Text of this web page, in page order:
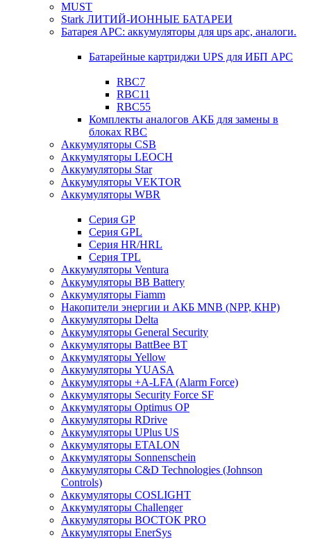
MUST
Stark ЛИТИЙ-ИОННЫЕ БАТАРЕИ
Батарея APC: аккумуляторы для ups apc, аналоги.
Батарейные картриджи UPS для ИБП APC
RBC7
RBC11
RBC55
Комплекты аналогов АКБ для замены в
блоках RBC
Аккумуляторы CSB
Аккумуляторы LEOCH
Аккумуляторы Star
Аккумуляторы VEKTOR
Аккумуляторы WBR
Cерия GP
Серия GPL
Серия HR/HRL
Серия TPL
Аккумуляторы Ventura
Аккумуляторы BB Battery
Аккумуляторы Fiamm
Накопители энергии и АКБ MNB (NPP, КНР)
Аккумуляторы Delta
Аккумуляторы General Security
Аккумуляторы BattBee BT
Аккумуляторы Yellow
Аккумуляторы YUASA
Аккумуляторы +A-LFA (Alarm Force)
Аккумуляторы Security Force SF
Аккумуляторы Optimus OP
Аккумуляторы RDrive
Аккумуляторы UPlus US
Аккумуляторы ETALON
Аккумуляторы Sonnenschein
Аккумуляторы С&D Technologies (Johnson
Controls)
Аккумуляторы COSLIGHT
Аккумуляторы Challenger
Аккумуляторы ВОСТОК PRO
Аккумуляторы EnerSys